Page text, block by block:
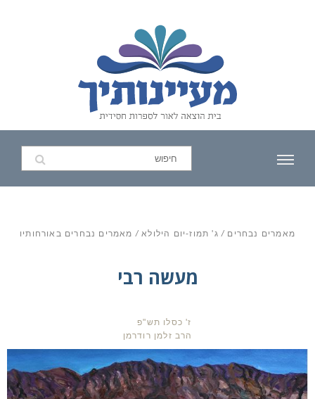
מאמרים נבחרים / ג' תמוז-יום הילולא/ מאמרים נבחרים באורחותיו
מעשה רבי
ז' כסלו תש"פ
הרב זלמן רודרמן